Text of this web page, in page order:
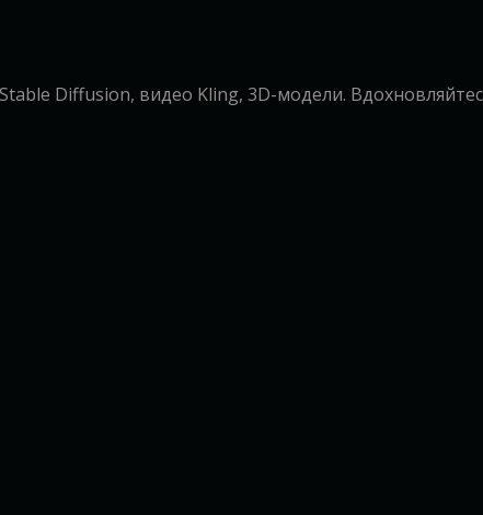
Diffusion, видео Kling, 3D-модели.